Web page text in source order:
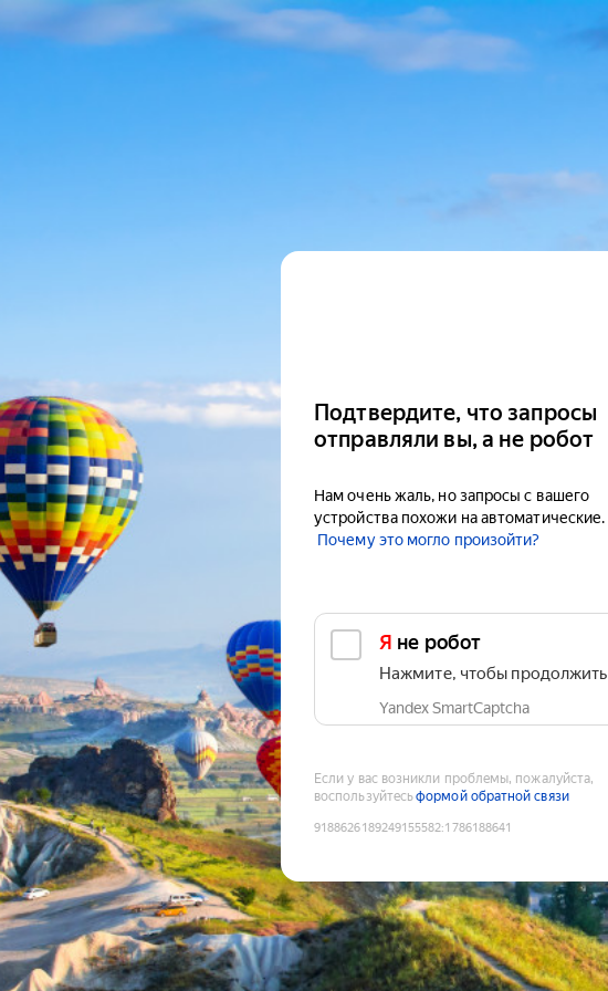
Подтвердите, что запросы
отправляли вы, а не робот
Нам очень жаль, но запросы с вашего
устройства похожи на автоматические.
Почему это могло произойти?
Я не робот
Нажмите, чтобы продолжить
Yandex SmartCaptcha
Если у вас возникли проблемы, пожалуйста,
воспользуйтесьформой обратной связи
9188626189249155582:1786188641